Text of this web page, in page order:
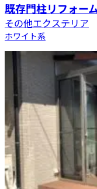
既存門柱リフォー
その他エクステリア
ホワイト系